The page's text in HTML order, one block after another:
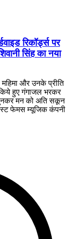
रिकॉर्ड्स पर
सिंह का नया
और उनके प्रीति
हुए गंगाजल भरकर
मन को अति सकून
फेमस म्यूजिक कंपनी